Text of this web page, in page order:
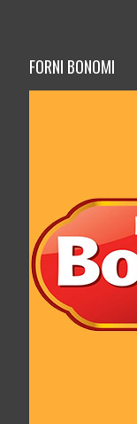
FORNI BONOMI